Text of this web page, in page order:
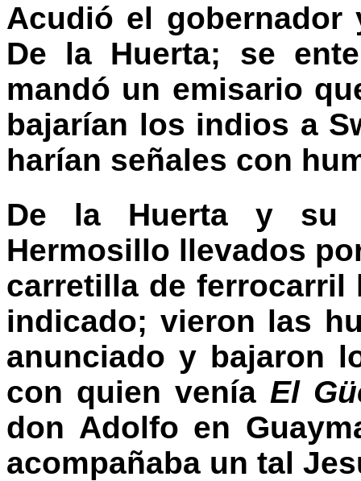
Acudió el gobernador
De la Huerta; se
mandó un emisario
bajarían los indios a
harían señales con
De la Huerta y su
Hermosillo llevados
carretilla de ferrocarril
indicado; vieron las
anunciado y bajaron
con quien venía El
don Adolfo en
acompañaba un tal